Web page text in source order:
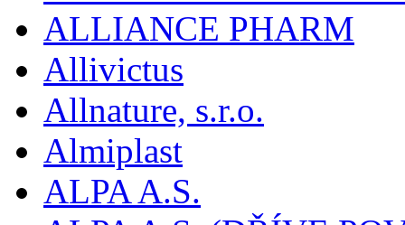
ALLIANCE PHARM
Allivictus
Allnature, s.r.o.
Almiplast
ALPA A.S.